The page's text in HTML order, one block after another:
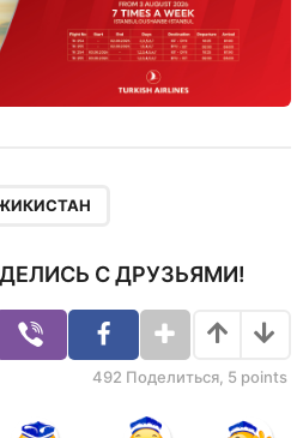
С ДРУЗЬЯМИ!
492 Поделиться, 5 points